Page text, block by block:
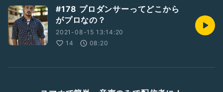
#178 プロダンサーってどこから
がプロなの？
2021-08-15 13:14:20
14
08:20